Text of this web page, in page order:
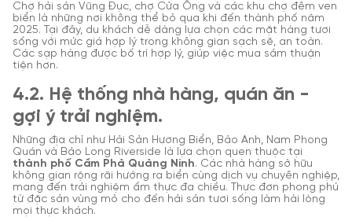
Chợ hải sản Vũng Đục, chợ Cửa Ông và các khu chợ đêm ven
biển là những nơi không thể bỏ qua khi đến thành phố năm
2025. Tại đây, du khách dễ dàng lựa chọn các mặt hàng tươi
sống với mức giá hợp lý trong không gian sạch sẽ, an toàn.
Các sạp hàng được bố trí hợp lý, giúp việc mua sắm thuận
tiện hơn.
4.2. Hệ thống nhà hàng, quán ăn -
gợi ý trải nghiệm.
Những địa chỉ như Hải Sản Hương Biển, Bảo Anh, Nam Phong
Quán và Bảo Long Riverside là lựa chọn quen thuộc tại
thành phố Cẩm Phả Quảng Ninh. Các nhà hàng sở hữu
không gian rộng rãi hướng ra biển cùng dịch vụ chuyên nghiệp,
mang đến trải nghiệm ẩm thực đa chiều. Thực đơn phong phú
từ đặc sản vùng mỏ cho đến hải sản tươi sống làm hài lòng
mọi thực khách.